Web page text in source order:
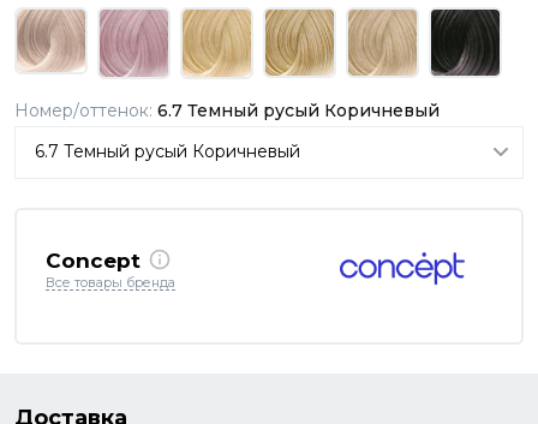
Номер/оттенок: 6.7 Темный русый Коричневый
Concept
Все товары бренда
Доставка